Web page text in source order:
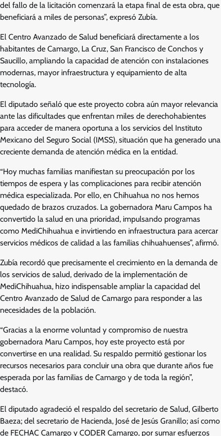
del fallo de la licitación comenzará la etapa final de esta obra, que
beneficiará a miles de personas”, expresó Zubía.
El Centro Avanzado de Salud beneficiará directamente a los
habitantes de Camargo, La Cruz, San Francisco de Conchos y
Saucillo, ampliando la capacidad de atención con instalaciones
modernas, mayor infraestructura y equipamiento de alta
tecnología.
El diputado señaló que este proyecto cobra aún mayor relevancia
ante las dificultades que enfrentan miles de derechohabientes
para acceder de manera oportuna a los servicios del Instituto
Mexicano del Seguro Social (IMSS), situación que ha generado una
creciente demanda de atención médica en la entidad.
“Hoy muchas familias manifiestan su preocupación por los
tiempos de espera y las complicaciones para recibir atención
médica especializada. Por ello, en Chihuahua no nos hemos
quedado de brazos cruzados. La gobernadora Maru Campos ha
convertido la salud en una prioridad, impulsando programas
como MediChihuahua e invirtiendo en infraestructura para acercar
servicios médicos de calidad a las familias chihuahuenses”, afirmó.
Zubía recordó que precisamente el crecimiento en la demanda de
los servicios de salud, derivado de la implementación de
MediChihuahua, hizo indispensable ampliar la capacidad del
Centro Avanzado de Salud de Camargo para responder a las
necesidades de la población.
“Gracias a la enorme voluntad y compromiso de nuestra
gobernadora Maru Campos, hoy este proyecto está por
convertirse en una realidad. Su respaldo permitió gestionar los
recursos necesarios para concluir una obra que durante años fue
esperada por las familias de Camargo y de toda la región”,
destacó.
El diputado agradeció el respaldo del secretario de Salud, Gilberto
Baeza; del secretario de Hacienda, José de Jesús Granillo; así como
de FECHAC Camargo y CODER Camargo, por sumar esfuerzos